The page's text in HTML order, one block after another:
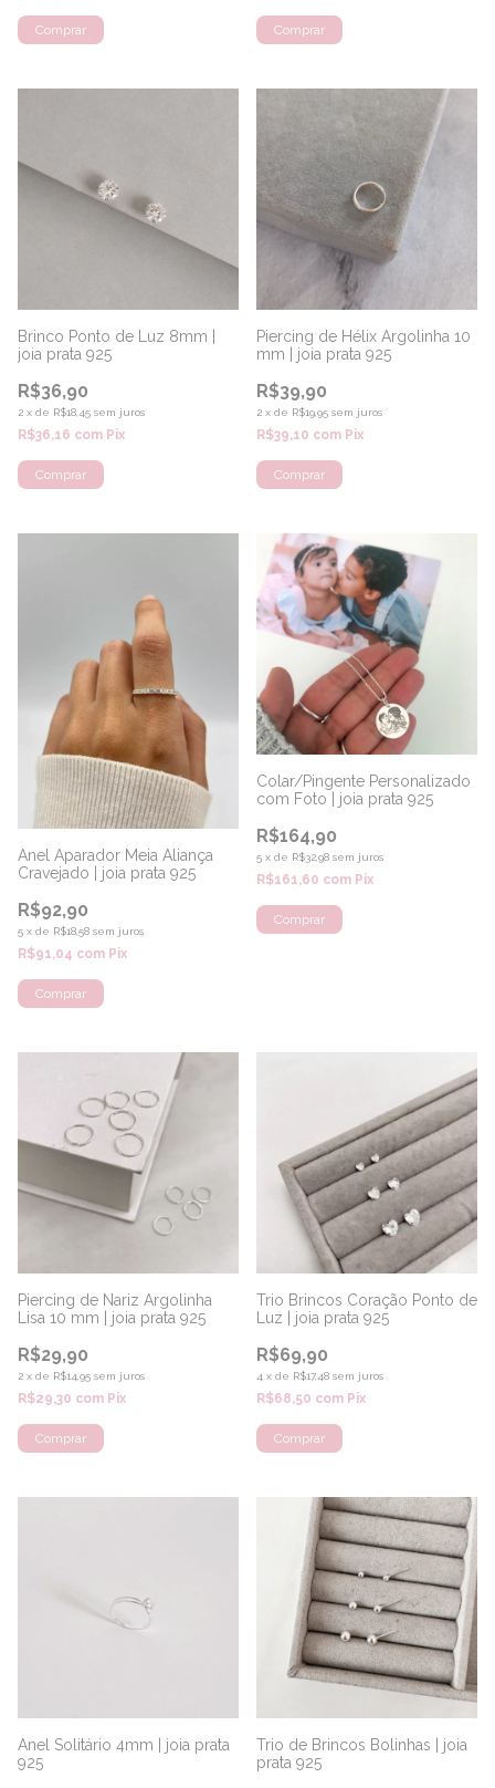
Brinco Ponto de Luz 8mm |
joia prata 925
R$36,90
2 x de R$18,45 sem juros
R$36,16 com Pix
Piercing de Hélix Argolinha 10
mm | joia prata 925
R$39,90
2 x de R$19,95 sem juros
R$39,10 com Pix
Anel Aparador Meia Aliança
Cravejado | joia prata 925
R$92,90
5 x de R$18,58 sem juros
R$91,04 com Pix
Comprar
Colar/Pingente Personalizado
com Foto | joia prata 925
R$164,90
5 x de R$32,98 sem juros
R$161,60 com Pix
Comprar
Piercing de Nariz Argolinha
Lisa 10 mm | joia prata 925
R$29,90
2 x de R$14,95 sem juros
R$29,30 com Pix
Trio Brincos Coração Ponto de
Luz | joia prata 925
R$69,90
4 x de R$17,48 sem juros
R$68,50 com Pix
Anel Solitário 4mm | joia prata
925
Trio de Brincos Bolinhas | joia
prata 925